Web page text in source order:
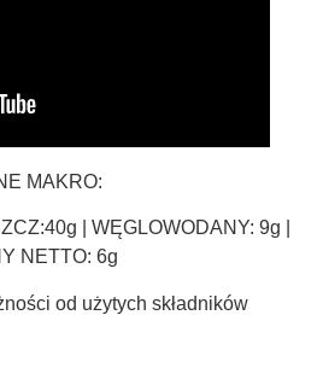
MAKRO:
| WĘGLOWODANY: 9g |
NETTO: 6g
od użytych składników